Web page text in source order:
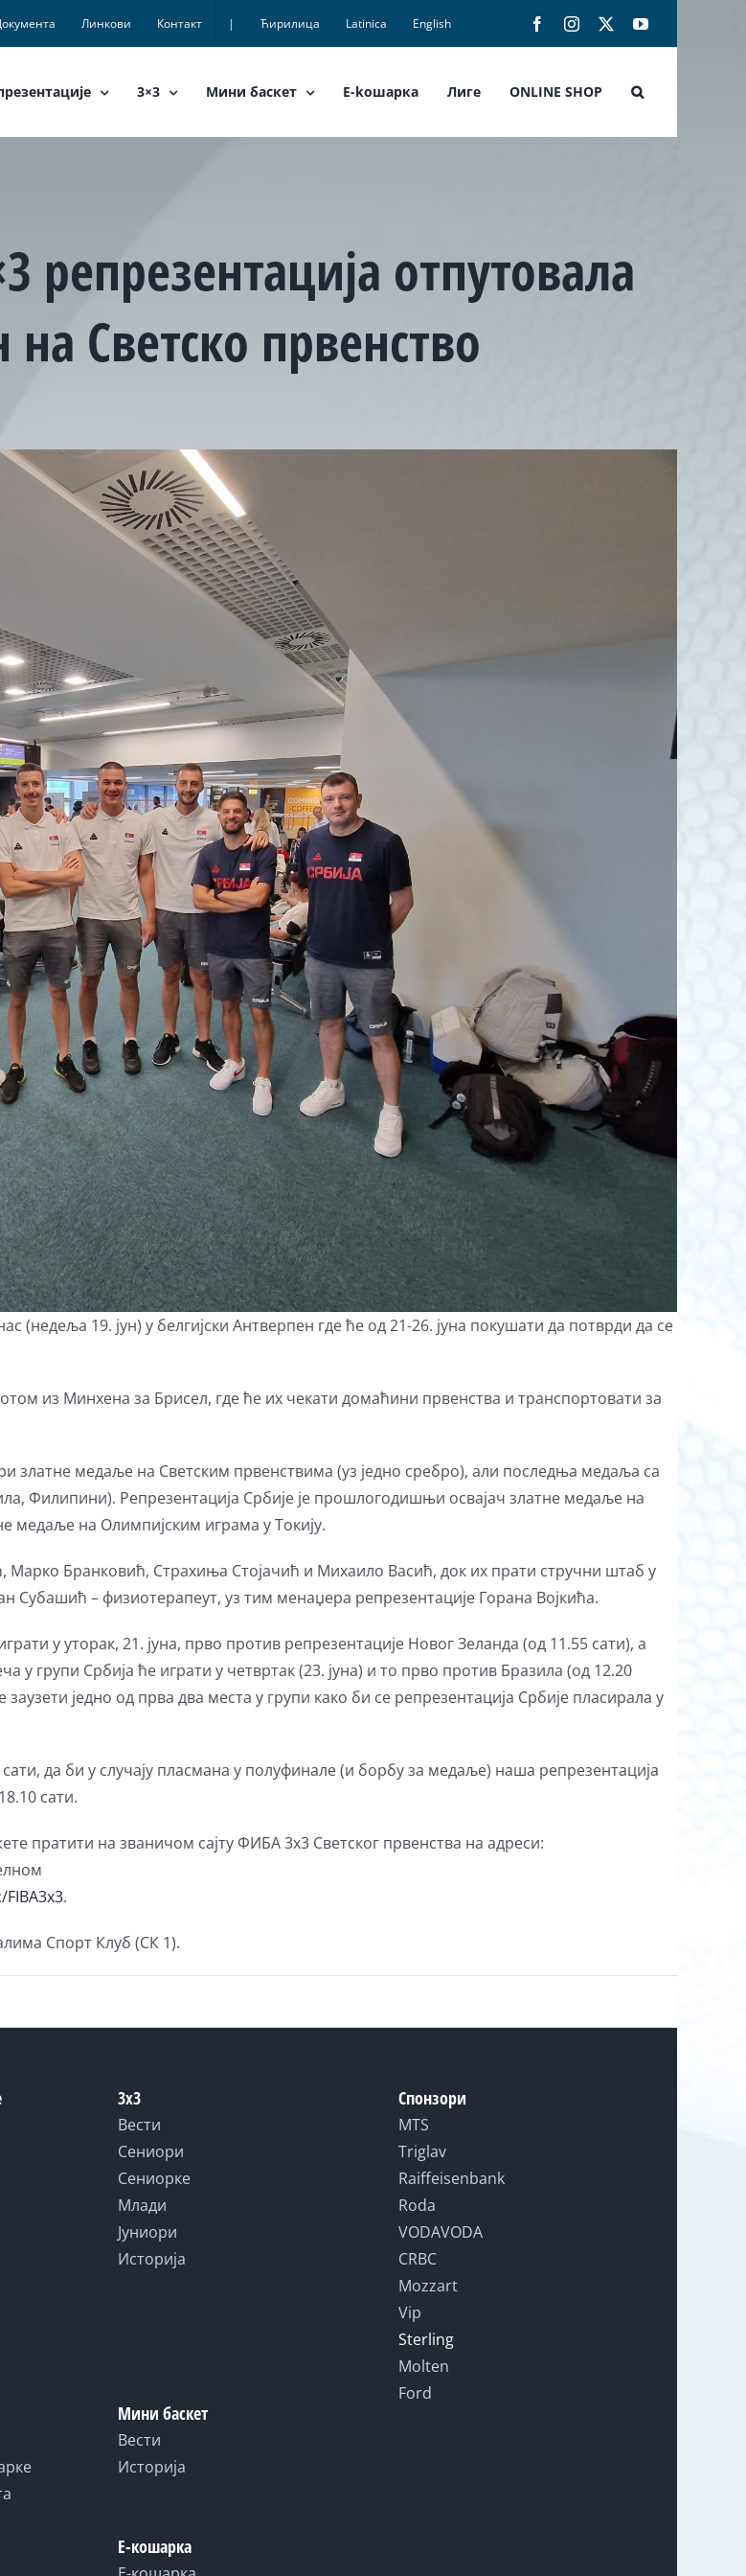
Линкови Контакт | Ћирилица Latinica English FacebookInstagram YouTube
3×3 Мини баскет E-koшарка Лиге ONLINE SHOP
репрезентација отпутовала
Светско првенство
(недеља 19. јун) у белгијски Антверпен где ће од 21-26. јуна покушати да потврди да се
из Минхена за Брисел, где ће их чекати домаћини првенства и транспортовати за
златне медаље на Светским првенствима (уз једно сребро), али последња медаља са
Филипини). Репрезентација Србије је прошлогодишњи освајач златне медаље на
медаље на Олимпијским играма у Токију.
Марко Бранковић, Страхиња Стојачић и Михаило Васић, док их прати стручни штаб у
Субашић – физиотерапеут, уз тим менаџера репрезентације Горана Војкића.
у уторак, 21. јуна, прво против репрезентације Новог Зеланда (од 11.55 сати), а
групи Србија ће играти у четвртак (23. јуна) и то прво против Бразила (од 12.20
једно од прва два места у групи како би се репрезентација Србије пласирала у
да би у случају пласмана у полуфинале (и борбу за медаље) наша репрезентација
сати.
пратити на званичом сајту ФИБА 3х3 Светског првенства на адреси:
.
Спорт Клуб (СК 1).
3x3
Вести
Сениори
Сениорке
Млади
Јуниори
Историја
Мини баскет
Вести
Историја
Е-кошарка
Спонзори
MTS
Triglav
Raiffeisenbank
Roda
VODAVODA
CRBC
Mozzart
Vip
Sterling
Molten
Ford